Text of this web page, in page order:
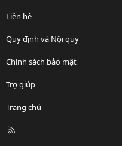
Liên hệ
Quy định và Nội quy
Chính sách bảo mật
Trợ giúp
Trang chủ
R